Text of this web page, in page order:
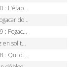
à Pogacar ?
de Pantani pulvérisé
d’Huez ?
du maillot à pois
l’Alpe d’Huez ?